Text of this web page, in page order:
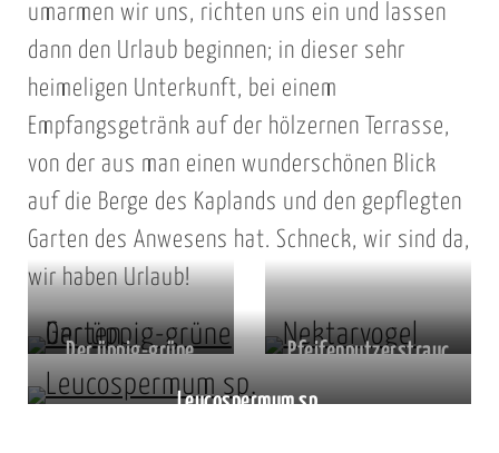
umarmen wir uns, richten uns ein und lassen
dann den Urlaub beginnen; in dieser sehr
heimeligen Unterkunft, bei einem
Empfangsgetränk auf der hölzernen Terrasse,
von der aus man einen wunderschönen Blick
auf die Berge des Kaplands und den gepflegten
Garten des Anwesens hat. Schneck, wir sind da,
wir haben Urlaub!
Der üppig-grüne
Garten
Pfeifenputzerstrauc
Leucospermum sp.